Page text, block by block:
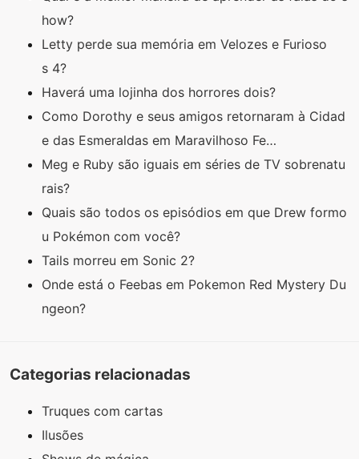
how?
Letty perde sua memória em Velozes e Furioso
s 4?
Haverá uma lojinha dos horrores dois?
Como Dorothy e seus amigos retornaram à Cidad
e das Esmeraldas em Maravilhoso Fe…
Meg e Ruby são iguais em séries de TV sobrenatu
rais?
Quais são todos os episódios em que Drew formo
u Pokémon com você?
Tails morreu em Sonic 2?
Onde está o Feebas em Pokemon Red Mystery Du
ngeon?
Categorias relacionadas
Truques com cartas
Ilusões